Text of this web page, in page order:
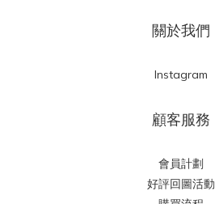
關於我們
Instagram
顧客服務
會員計劃
好評回圖活動